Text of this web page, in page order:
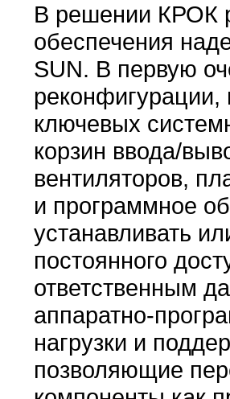
В решении КРОК
обеспечения
SUN. В первую
реконфигурации,
ключевых
корзин ввода/
вентиляторов,
и программное
устанавливать
постоянного
ответственным
аппаратно-
нагрузки и
позволяющие